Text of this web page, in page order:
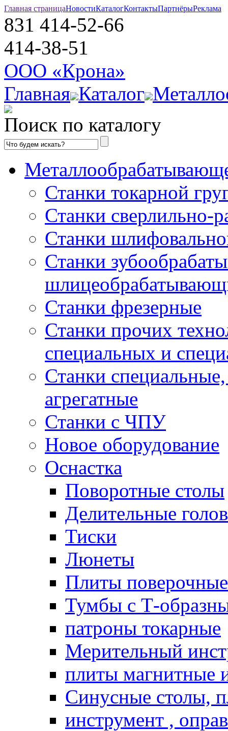
Главная страницаНовостиКаталогКонтактыПартнёрыРеклама
831 414-52-66
414-38-51
ООО «Крона»
Главная Каталог
Поиск по каталогу
Станки токарной
Станки сверлильно-
Станки
Станки
Станки фрезерные
Станки прочих
специальных и
Станки
агрегатные
Станки с ЧПУ
Новое оборудование
Оснастка
Поворотные столы
Делительные
Тиски
Люнеты
Плиты поверочные
Тумбы с Т-
патроны токарные
Мерительный
плиты магнитные
Синусные столы,
инструмент ,